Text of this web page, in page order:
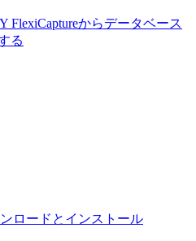
FlexiCaptureからデータベース
る
ンロードとインストール